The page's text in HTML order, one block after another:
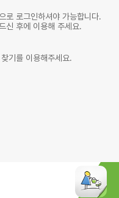
로 로그인하셔야 가능합니다.
신 후에 이용해 주세요.
기를 이용해주세요.